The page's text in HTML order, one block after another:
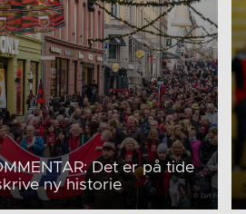
Det er på tide
ny historie